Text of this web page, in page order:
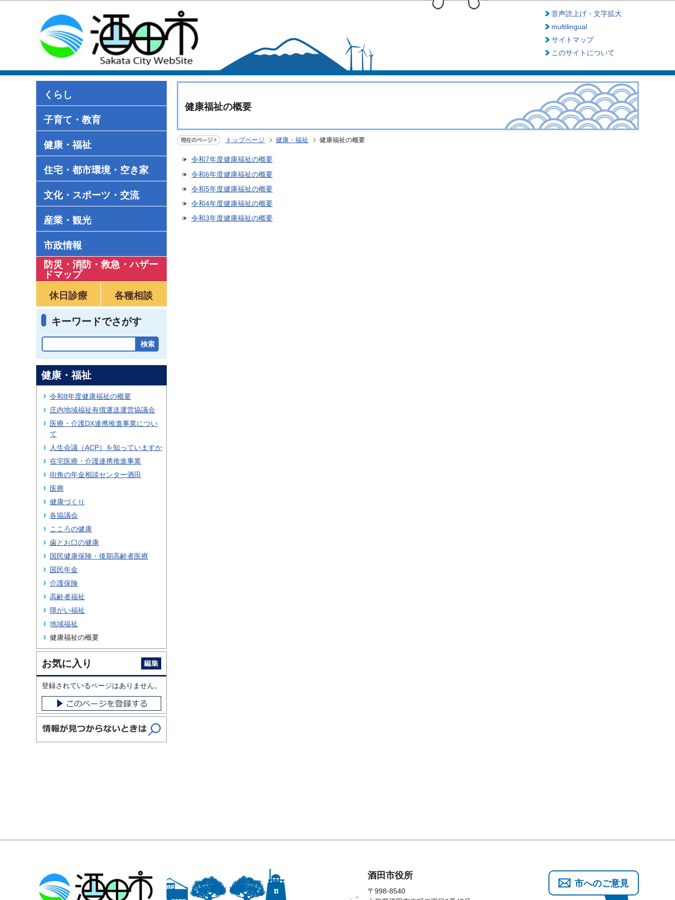
音声読上げ・文字拡大
multilingual
サイトマップ
このサイトについて
くらし
子育て・教育
健康・福祉
住宅・都市環境・空き家
文化・スポーツ・交流
産業・観光
市政情報
防災・消防・救急 ・ハザー
ドマップ
休日診療
各種相談
キーワードでさがす
健康福祉の概要
トップページ 健康・福祉 健康福祉の概要
令和7年度健康福祉の概要
令和6年度健康福祉の概要
令和5年度健康福祉の概要
令和4年度健康福祉の概要
令和3年度健康福祉の概要
健康・福祉
令和8年度健康福祉の概要
庄内地域福祉有償運送運営協議会
医療・介護DX連携推進事業につい
て
人生会議（ACP）を知っていますか
在宅医療・介護連携推進事業
街角の年金相談センター酒田
医療
健康づくり
各協議会
こころの健康
歯とお口の健康
国民健康保険・後期高齢者医療
国民年金
介護保険
高齢者福祉
障がい福祉
地域福祉
健康福祉の概要
お気に入り
登録されているページはありません。
酒田市役所
〒998-8540
市へのご意見